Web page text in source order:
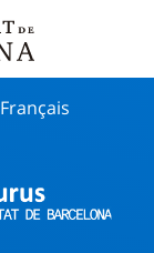
Français